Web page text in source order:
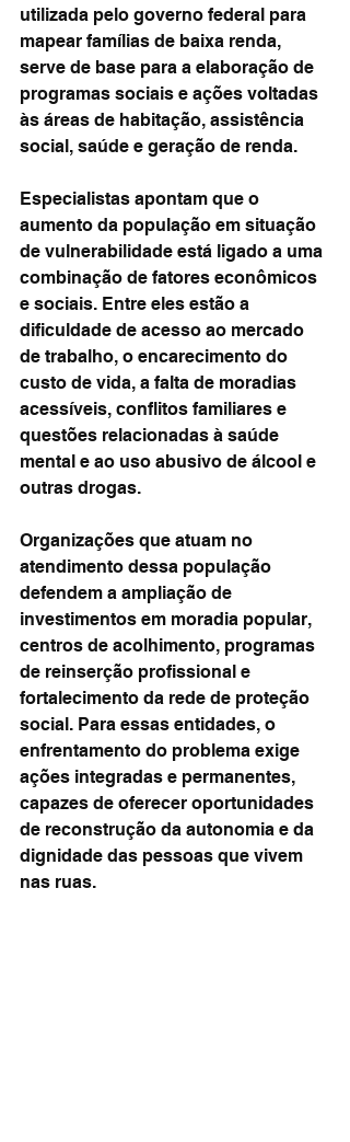
utilizada pelo governo federal para
mapear famílias de baixa renda,
serve de base para a elaboração de
programas sociais e ações voltadas
às áreas de habitação, assistência
social, saúde e geração de renda.
Especialistas apontam que o
aumento da população em situação
de vulnerabilidade está ligado a uma
combinação de fatores econômicos
e sociais. Entre eles estão a
dificuldade de acesso ao mercado
de trabalho, o encarecimento do
custo de vida, a falta de moradias
acessíveis, conflitos familiares e
questões relacionadas à saúde
mental e ao uso abusivo de álcool e
outras drogas.
Organizações que atuam no
atendimento dessa população
defendem a ampliação de
investimentos em moradia popular,
centros de acolhimento, programas
de reinserção profissional e
fortalecimento da rede de proteção
social. Para essas entidades, o
enfrentamento do problema exige
ações integradas e permanentes,
capazes de oferecer oportunidades
de reconstrução da autonomia e da
dignidade das pessoas que vivem
nas ruas.